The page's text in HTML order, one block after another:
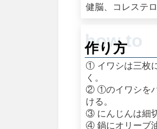
健脳、コレステ
作り方
① イワシは三枚
く。
② ①のイワシを
ける。
③ にんじんは細
④ 鍋にオリーブ